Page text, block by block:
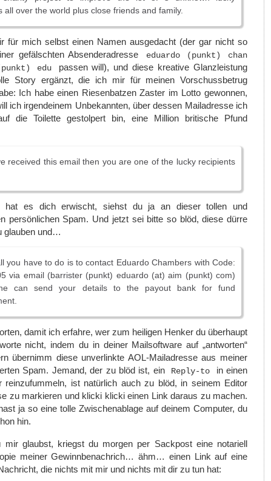
all over the world plus close friends and family.
für mich selbst einen Namen ausgedacht (der gar nicht so
gefälschten Absenderadresse
eduardo (punkt) chan
edu
passen will), und diese kreative Glanzleistung
Story ergänzt, die ich mir für meinen Vorschussbetrug
Ich habe einen Riesenbatzen Zaster im Lotto gewonnen,
ich irgendeinem Unbekannten, über dessen Mailadresse ich
die Toilette gestolpert bin, eine Million britische Pfund
received this email then you are one of the lucky recipients
hat es dich erwischt, siehst du ja an dieser tollen und
persönlichen Spam. Und jetzt sei bitte so blöd, diese dürre
glauben und…
you have to do is to contact Eduardo Chambers with Code:
via email (barrister (punkt) eduardo (at) aim (punkt) com)
can send your details to the payout bank for fund
damit ich erfahre, wer zum heiligen Henker du überhaupt
nicht, indem du in deiner Mailsoftware auf „antworten“
übernimm diese unverlinkte AOL-Mailadresse aus meiner
Spam. Jemand, der zu blöd ist, ein
Reply-to
in einen
reinzufummeln, ist natürlich auch zu blöd, in seinem Editor
zu markieren und klicki klicki einen Link daraus zu machen.
ja so eine tolle Zwischenablage auf deinem Computer, du
hin.
mir glaubst, kriegst du morgen per Sackpost eine notariell
meiner Gewinnbenachrich… ähm… einen Link auf eine
die nichts mit mir und nichts mit dir zu tun hat: